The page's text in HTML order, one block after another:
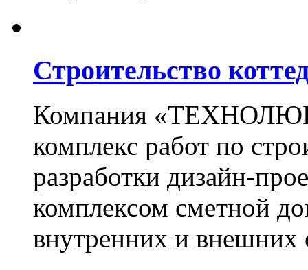
Строительство
Компания
комплекс работ по
разработки дизайн-
комплексом сметной
внутренних и внешних